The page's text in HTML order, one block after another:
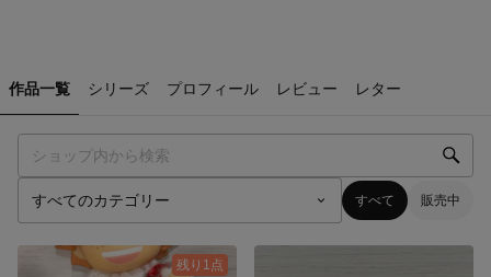
作品一覧 シリーズ プロフィール レビュー レター
すべて 販売中
残り1点